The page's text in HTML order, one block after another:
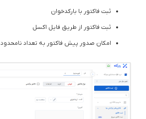
ثبت فاکتور با بارکدخوان
ثبت فاکتور از طریق فایل اکسل
امکان صدور پیش ‌فاکتور به تعداد نامحدود